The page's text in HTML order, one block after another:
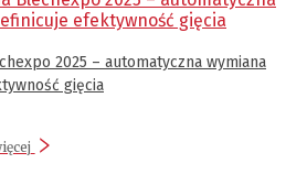
2025 – automatyczna wymiana
gięcia